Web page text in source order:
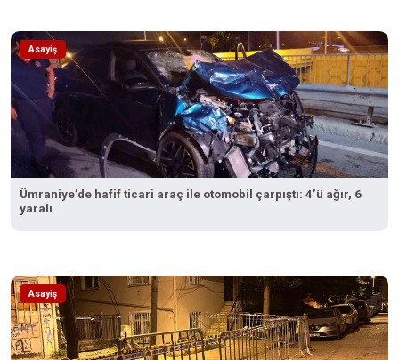
Asayiş
Ümraniye’de hafif ticari araç ile otomobil çarpıştı: 4’ü ağır, 6
yaralı
Asayiş